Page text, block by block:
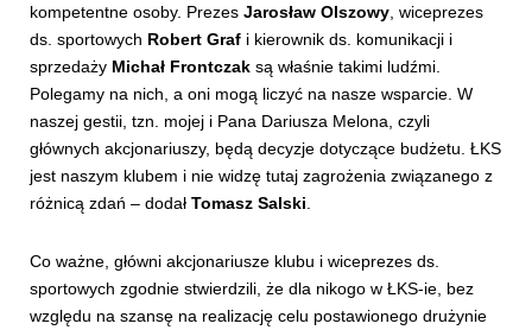
kompetentne osoby. Prezes Jarosław Olszowy , wiceprezes
ds. sportowych Robert Graf i kierownik ds. komunikacji i
sprzedaży Michał Frontczak są właśnie takimi ludźmi.
Polegamy na nich, a oni mogą liczyć na nasze wsparcie. W
naszej gestii, tzn. mojej i Pana Dariusza Melona, czyli
głównych akcjonariuszy, będą decyzje dotyczące budżetu. ŁKS
jest naszym klubem i nie widzę tutaj zagrożenia związanego z
różnicą zdań – dodał Tomasz Salski
Co ważne, główni akcjonariusze klubu i wiceprezes ds.
sportowych zgodnie stwierdzili, że dla nikogo w ŁKS-ie, bez
względu na szansę na realizację celu postawionego drużynie